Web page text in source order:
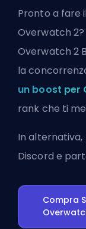
Pronto a fare
Overwatch
Overwatch 2
la
un boost per
rank che ti
In
Discord e
Compra